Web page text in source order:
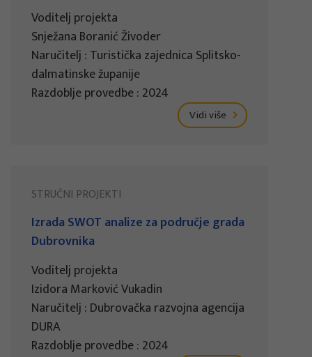
Voditelj projekta
Snježana Boranić Živoder
Naručitelj : Turistička zajednica Splitsko-
dalmatinske županije
Razdoblje provedbe : 2024
Vidi više
STRUČNI PROJEKTI
Izrada SWOT analize za područje grada
Dubrovnika
Voditelj projekta
Izidora Marković Vukadin
Naručitelj : Dubrovačka razvojna agencija
DURA
Razdoblje provedbe : 2024